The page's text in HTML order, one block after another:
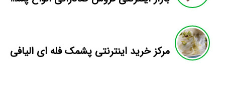
مرکز خرید اینترنتی پشمک فله ای الیافی